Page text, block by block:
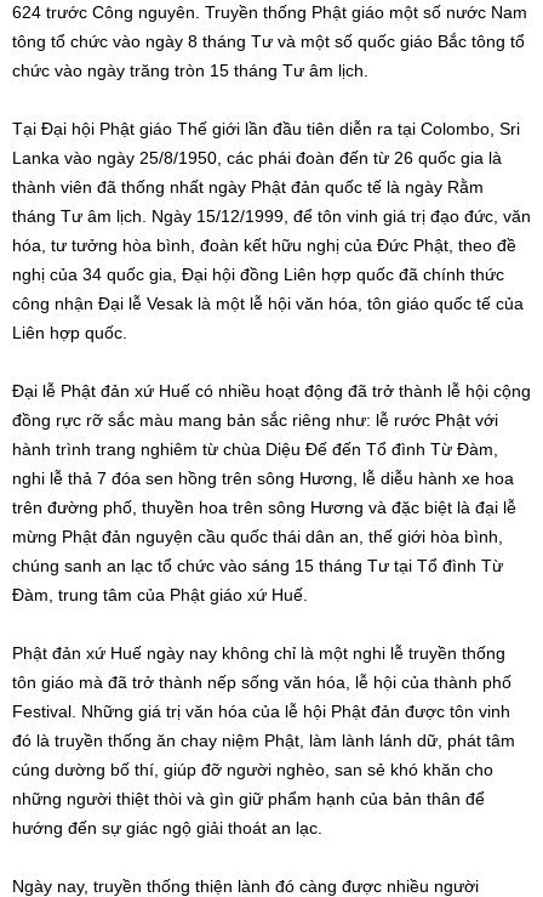
624 trước Công nguyên. Truyền thống Phật giáo một số nước Nam
tông tổ chức vào ngày 8 tháng Tư và một số quốc giáo Bắc tông tổ
chức vào ngày trăng tròn 15 tháng Tư âm lịch.
Tại Đại hội Phật giáo Thế giới lần đầu tiên diễn ra tại Colombo, Sri
Lanka vào ngày 25/8/1950, các phái đoàn đến từ 26 quốc gia là
thành viên đã thống nhất ngày Phật đản quốc tế là ngày Rằm
tháng Tư âm lịch. Ngày 15/12/1999, để tôn vinh giá trị đạo đức, văn
hóa, tư tưởng hòa bình, đoàn kết hữu nghị của Đức Phật, theo đề
nghị của 34 quốc gia, Đại hội đồng Liên hợp quốc đã chính thức
công nhận Đại lễ Vesak là một lễ hội văn hóa, tôn giáo quốc tế của
Liên hợp quốc.
Đại lễ Phật đản xứ Huế có nhiều hoạt động đã trở thành lễ hội cộng
đồng rực rỡ sắc màu mang bản sắc riêng như: lễ rước Phật với
hành trình trang nghiêm từ chùa Diệu Đế đến Tổ đình Từ Đàm,
nghi lễ thả 7 đóa sen hồng trên sông Hương, lễ diễu hành xe hoa
trên đường phố, thuyền hoa trên sông Hương và đặc biệt là đại lễ
mừng Phật đản nguyện cầu quốc thái dân an, thế giới hòa bình,
chúng sanh an lạc tổ chức vào sáng 15 tháng Tư tại Tổ đình Từ
Đàm, trung tâm của Phật giáo xứ Huế.
Phật đản xứ Huế ngày nay không chỉ là một nghi lễ truyền thống
tôn giáo mà đã trở thành nếp sống văn hóa, lễ hội của thành phố
Festival. Những giá trị văn hóa của lễ hội Phật đản được tôn vinh
đó là truyền thống ăn chay niệm Phật, làm lành lánh dữ, phát tâm
cúng dường bố thí, giúp đỡ người nghèo, san sẻ khó khăn cho
những người thiệt thòi và gìn giữ phẩm hạnh của bản thân để
hướng đến sự giác ngộ giải thoát an lạc.
Ngày nay, truyền thống thiện lành đó càng được nhiều người